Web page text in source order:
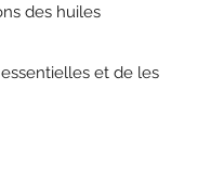
des huiles
et de les